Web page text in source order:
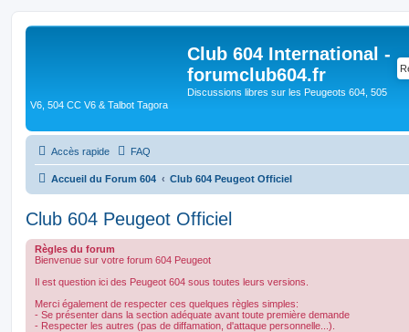
Club 604 International -
forumclub604.fr
Discussions libres sur les Peugeots 604, 505
V6, 504 CC V6 & Talbot Tagora
Accès rapide FAQ
Accueil du Forum 604 Club 604 Peugeot Officiel
Club 604 Peugeot Officiel
Règles du forum
Bienvenue sur votre forum 604 Peugeot
Il est question ici des Peugeot 604 sous toutes leurs versions.
Merci également de respecter ces quelques règles simples:
- Se présenter dans la section adéquate avant toute première demande
- Respecter les autres (pas de diffamation, d'attaque personnelle...).